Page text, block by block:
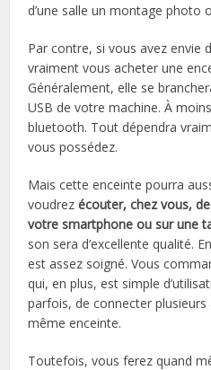
d’une salle un montage photo
Par contre, si vous avez envie
vraiment vous acheter une
Généralement, elle se
USB de votre machine. À
bluetooth. Tout dépendra
vous possédez.
Mais cette enceinte pourra
voudrezécouter, chez vous,
votre smartphone ou sur une
son sera d’excellente qualité.
est assez soigné. Vous
qui, en plus, est simple
parfois, de connecter
même enceinte.
Toutefois, vous ferez quand